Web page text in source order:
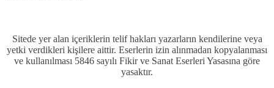
Sitede yer alan içeriklerin telif hakları yazarların kendilerine veya
yetki verdikleri kişilere aittir. Eserlerin izin alınmadan kopyalanması
ve kullanılması 5846 sayılı Fikir ve Sanat Eserleri Yasasına göre
yasaktır.